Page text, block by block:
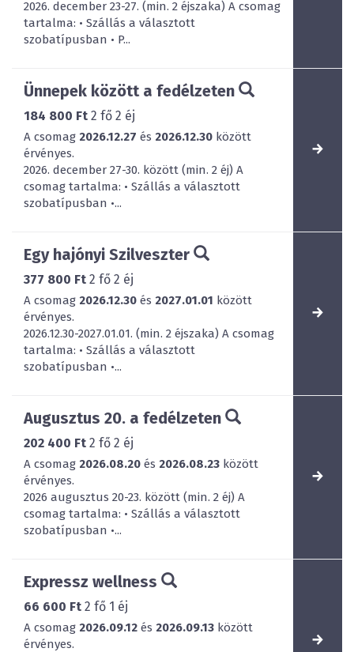
2026. december 23-27. (min. 2 éjszaka) A csomag
tartalma: • Szállás a választott
szobatípusban • P...
Ünnepek között a fedélzeten
184 800 Ft 2 fő 2 éj
A csomag 2026.12.27 és 2026.12.30 között
érvényes.
2026. december 27-30. között (min. 2 éj) A
csomag tartalma: • Szállás a választott
szobatípusban •...
Egy hajónyi Szilveszter
377 800 Ft 2 fő 2 éj
A csomag 2026.12.30 és 2027.01.01 között
érvényes.
2026.12.30-2027.01.01. (min. 2 éjszaka) A csomag
tartalma: • Szállás a választott
szobatípusban •...
Augusztus 20. a fedélzeten
202 400 Ft 2 fő 2 éj
A csomag 2026.08.20 és 2026.08.23 között
érvényes.
2026 augusztus 20-23. között (min. 2 éj) A
csomag tartalma: • Szállás a választott
szobatípusban •...
Expressz wellness
66 600 Ft 2 fő 1 éj
A csomag 2026.09.12 és 2026.09.13 között
érvényes.